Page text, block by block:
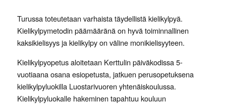
Turussa toteutetaan varhaista täydellistä kielikylpyä.
Kielikylpymetodin päämääränä on hyvä toiminnallinen
kaksikielisyys ja kielikylpy on väline monikielisyyteen.
Kielikylpyopetus aloitetaan Kerttulin päiväkodissa 5-
vuotiaana osana esiopetusta, jatkuen perusopetuksena
kielikylpyluokilla Luostarivuoren yhtenäiskoulussa.
Kielikylpyluokalle hakeminen tapahtuu kouluun